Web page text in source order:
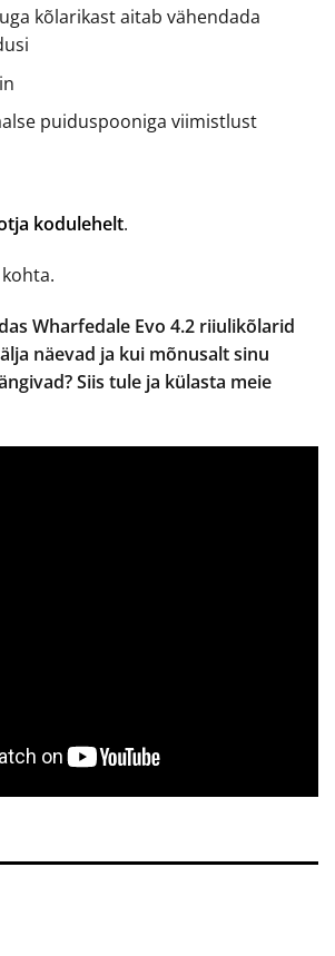
kõlarikast aitab vähendada
puiduspooniga viimistlust
kodulehelt.
Wharfedale Evo 4.2 riiulikõlarid
näevad ja kui mõnusalt sinu
Siis tule ja külasta meie